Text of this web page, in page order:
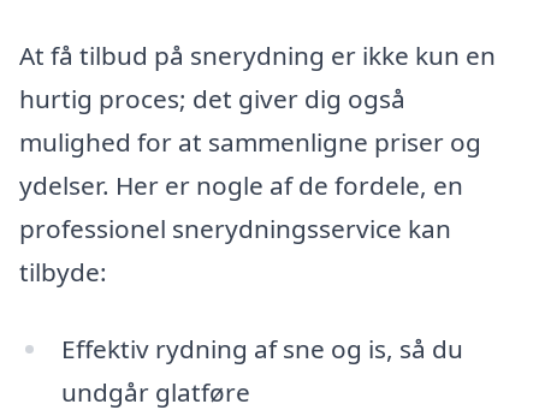
At få tilbud på snerydning er ikke kun en
hurtig proces; det giver dig også
mulighed for at sammenligne priser og
ydelser. Her er nogle af de fordele, en
professionel snerydningsservice kan
tilbyde:
Effektiv rydning af sne og is, så du
undgår glatføre